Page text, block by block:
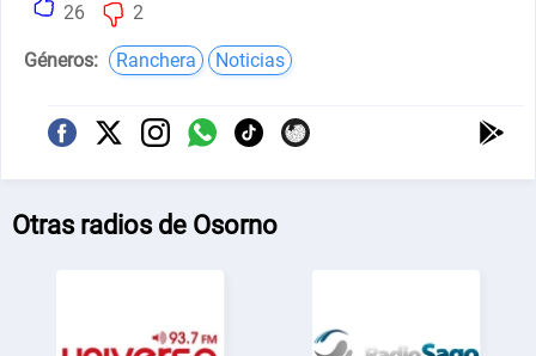
26 2
Géneros: Ranchera Noticias
Otras radios de Osorno